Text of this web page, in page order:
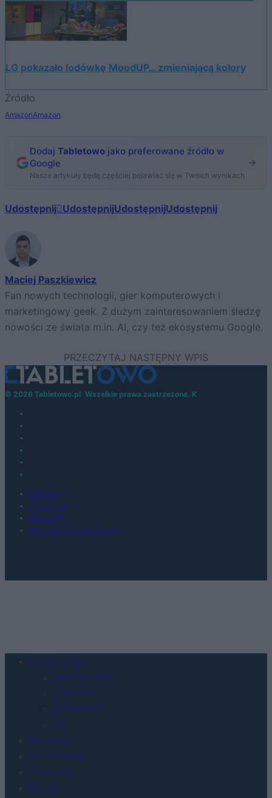
LG pokazało lodówkę MoodUP… zmieniającą kolory
Źródło
AmazonAmazon
Dodaj Tabletowo jako preferowane źródło w
Google
Nasze artykuły będą częściej pojawiać się w Twoich wynikach
Udostępnij UdostępnijUdostępnijUdostępnij
Maciej Paszkiewicz
Fan nowych technologii, gier komputerowych i
marketingowy geek. Z dużym zainteresowaniem śledzę
nowości ze świata m.in. AI, czy też ekosystemu Google.
© 2026 Tabletowo.pl. Wszelkie prawa zastrzeżone. K
KONTAKT
REDAKCJA
REKLAMA
POLITYKA PRYWATNOŚCI
Urządzenia
SMARTFONY
TABLETY
WEARABLE
TV
Recenzje
Porównania
Co kupić
Porady